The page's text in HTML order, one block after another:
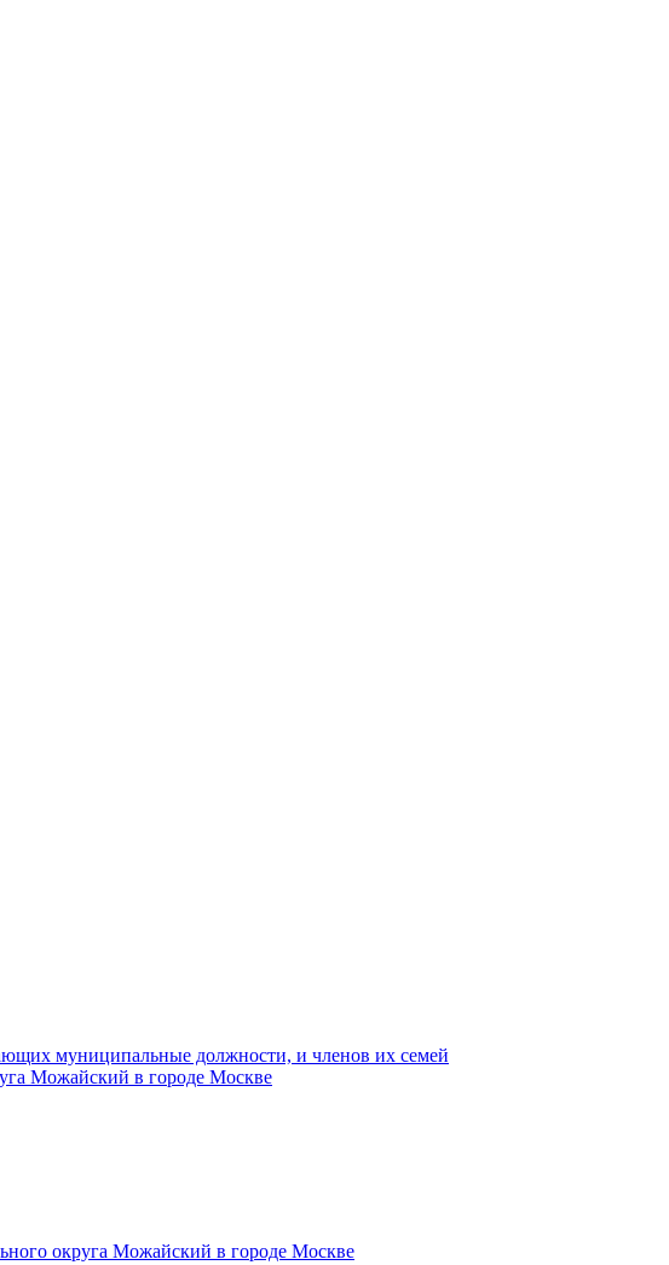
муниципальные должности, и членов их семей
Можайский в городе Москве
округа Можайский в городе Москве